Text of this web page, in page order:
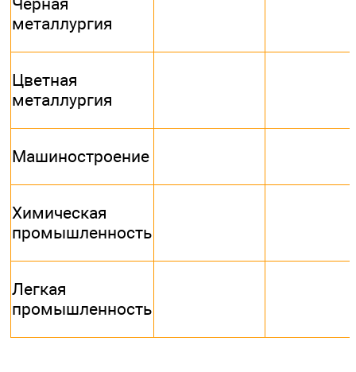
металлургия
Цветная
металлургия
Машиностроение
Химическая
промышленность
Легкая
промышленность